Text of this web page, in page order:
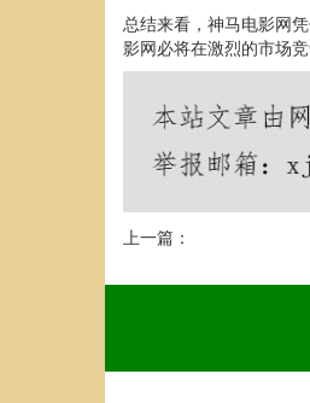
总结来看，神马电影网
影网必将在激烈的市场
上一篇：